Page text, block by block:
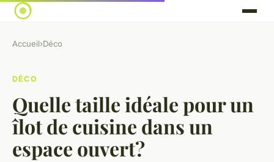
Accueil›Déco
DÉCO
Quelle taille idéale pour un
îlot de cuisine dans un
espace ouvert?